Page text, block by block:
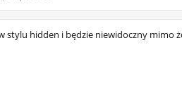
stylu hidden i będzie niewidoczny mimo